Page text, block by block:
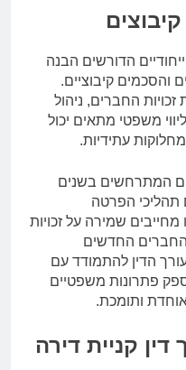
הדורשים הבנה
והסכמים קיבוציים.
החברים, ניהול
משפטי מתאים יכול
עתידיות.
המתרחשים בשנים
תהליכי הפרטה
שמירה על זכויות
החברים החדשים
הדין להתמודד עם
פתרונות משפטיים
ותומכת.
דין קניית דירה